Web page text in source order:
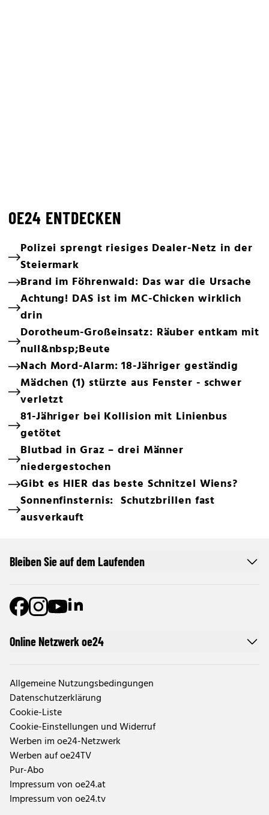
OE24 ENTDECKEN
Polizei sprengt riesiges Dealer-Netz in der
Steiermark
Brand im Föhrenwald: Das war die Ursache
Achtung! DAS ist im MC-Chicken wirklich
drin
Dorotheum-Großeinsatz: Räuber entkam mit
null&nbsp;Beute
Nach Mord-Alarm: 18-Jähriger geständig
Mädchen (1) stürzte aus Fenster - schwer
verletzt
81-Jähriger bei Kollision mit Linienbus
getötet
Blutbad in Graz – drei Männer
niedergestochen
Gibt es HIER das beste Schnitzel Wiens?
Sonnenfinsternis: Schutzbrillen fast
ausverkauft
Online Netzwerk oe24
Allgemeine Nutzungsbedingungen
Datenschutzerklärung
Cookie-Liste
Cookie-Einstellungen und Widerruf
Werben im oe24-Netzwerk
Werben auf oe24TV
Pur-Abo
Impressum von oe24.at
Impressum von oe24.tv
Bleiben Sie auf dem Laufenden